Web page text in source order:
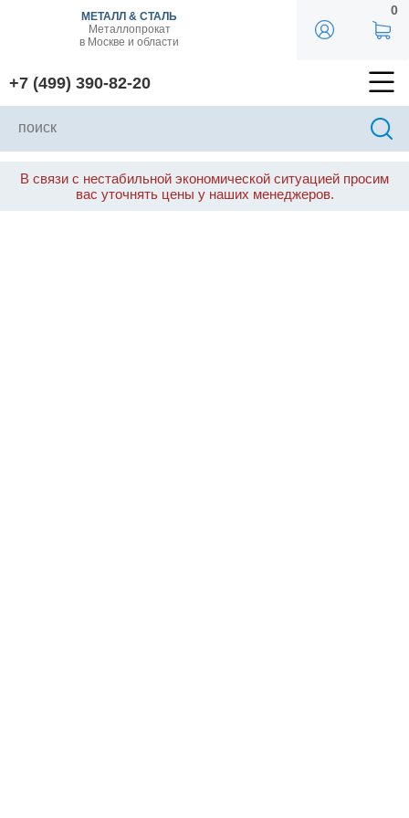
МЕТАЛЛ & СТАЛЬ
Металлопрокат
в Москве и области
+7 (499) 390-82-20
0
В связи с нестабильной экономической ситуацией просим
вас уточнять цены у наших менеджеров.